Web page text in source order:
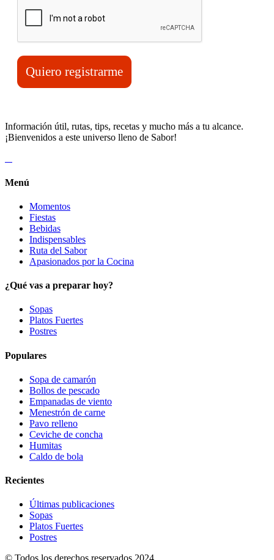
Quiero registrarme
Información útil, rutas, tips, recetas y mucho más a tu alcance.
¡Bienvenidos a este universo lleno de Sabor!
Menú
Momentos
Fiestas
Bebidas
Indispensables
Ruta del Sabor
Apasionados por la Cocina
¿Qué vas a preparar hoy?
Sopas
Platos Fuertes
Postres
Populares
Sopa de camarón
Bollos de pescado
Empanadas de viento
Menestrón de carne
Pavo relleno
Ceviche de concha
Humitas
Caldo de bola
Recientes
Últimas publicaciones
Sopas
Platos Fuertes
Postres